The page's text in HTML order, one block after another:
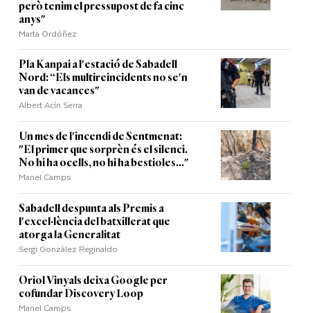
però tenim el pressupost de fa cinc
anys"
Marta Ordóñez
Pla Kanpai a l'estació de Sabadell
Nord: “Els multireincidents no se'n
van de vacances"
Albert Acín Serra
Un mes de l'incendi de Sentmenat:
"El primer que sorprèn és el silenci.
No hi ha ocells, no hi ha bestioles..."
Manel Camps
Sabadell despunta als Premis a
l'excel·lència del batxillerat que
atorga la Generalitat
Sergi Gonzàlez Reginaldo
Oriol Vinyals deixa Google per
cofundar Discovery Loop
Manel Camps